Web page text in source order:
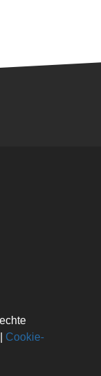
Cookie-